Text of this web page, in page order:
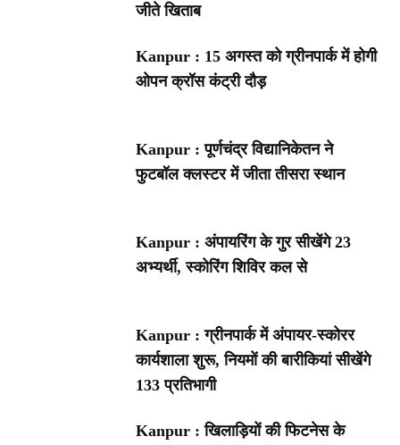
जीते खिताब
Kanpur : 15 अगस्त को ग्रीनपार्क में होगी
ओपन क्रॉस कंट्री दौड़
Kanpur : पूर्णचंद्र विद्यानिकेतन ने
फुटबॉल क्लस्टर में जीता तीसरा स्थान
Kanpur : अंपायरिंग के गुर सीखेंगे 23
अभ्यर्थी, स्कोरिंग शिविर कल से
Kanpur : ग्रीनपार्क में अंपायर-स्कोरर
कार्यशाला शुरू, नियमों की बारीकियां सीखेंगे
133 प्रतिभागी
Kanpur : खिलाड़ियों की फिटनेस के